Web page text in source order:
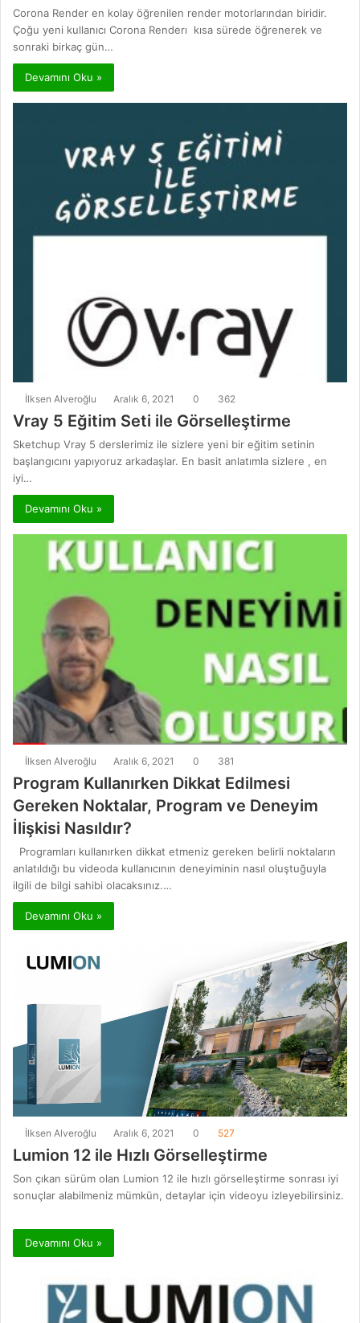
Corona Render en kolay öğrenilen render motorlarından biridir.
Çoğu yeni kullanıcı Corona Renderı kısa sürede öğrenerek ve
sonraki birkaç gün…
Devamını Oku »
İlksen Alveroğlu Aralık 6, 2021 0 362
Vray 5 Eğitim Seti ile Görselleştirme
Sketchup Vray 5 derslerimiz ile sizlere yeni bir eğitim setinin
başlangıcını yapıyoruz arkadaşlar. En basit anlatımla sizlere , en
iyi…
Devamını Oku »
İlksen Alveroğlu Aralık 6, 2021 0 381
Program Kullanırken Dikkat Edilmesi
Gereken Noktalar, Program ve Deneyim
İlişkisi Nasıldır?
Programları kullanırken dikkat etmeniz gereken belirli noktaların
anlatıldığı bu videoda kullanıcının deneyiminin nasıl oluştuğuyla
ilgili de bilgi sahibi olacaksınız.…
Devamını Oku »
İlksen Alveroğlu Aralık 6, 2021 0 527
Lumion 12 ile Hızlı Görselleştirme
Son çıkan sürüm olan Lumion 12 ile hızlı görselleştirme sonrası iyi
sonuçlar alabilmeniz mümkün, detaylar için videoyu izleyebilirsiniz.
Devamını Oku »